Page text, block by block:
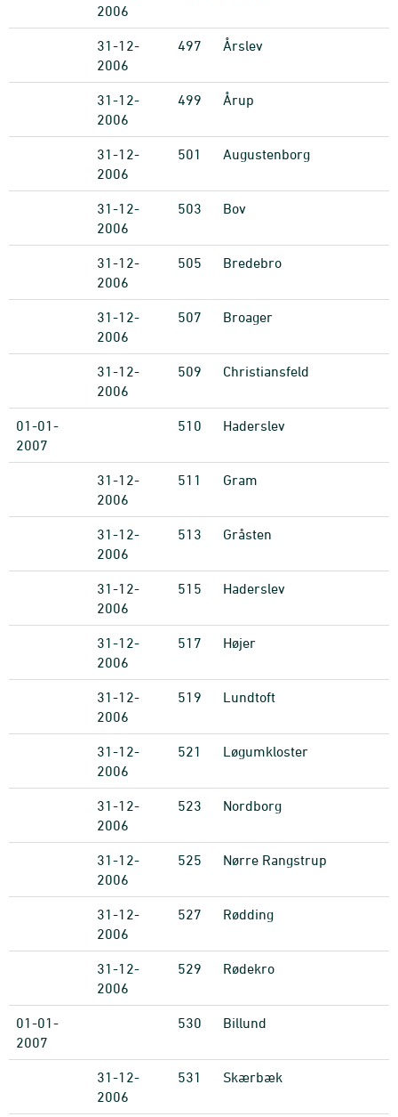
2006
31-12-
2006
497 Årslev
31-12-
2006
499 Årup
31-12-
2006
501 Augustenborg
31-12-
2006
503 Bov
31-12-
2006
505 Bredebro
31-12-
2006
507 Broager
31-12-
2006
509 Christiansfeld
01-01-
2007
510 Haderslev
31-12-
2006
511 Gram
31-12-
2006
513 Gråsten
31-12-
2006
515 Haderslev
31-12-
2006
517 Højer
31-12-
2006
519 Lundtoft
31-12-
2006
521 Løgumkloster
31-12-
2006
523 Nordborg
31-12-
2006
525 Nørre Rangstrup
31-12-
2006
527 Rødding
31-12-
2006
529 Rødekro
01-01-
2007
530 Billund
31-12-
2006
531 Skærbæk